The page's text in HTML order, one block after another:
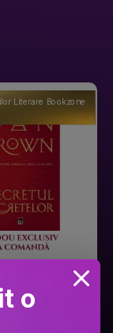
Literare Bookzone
secretelor
o